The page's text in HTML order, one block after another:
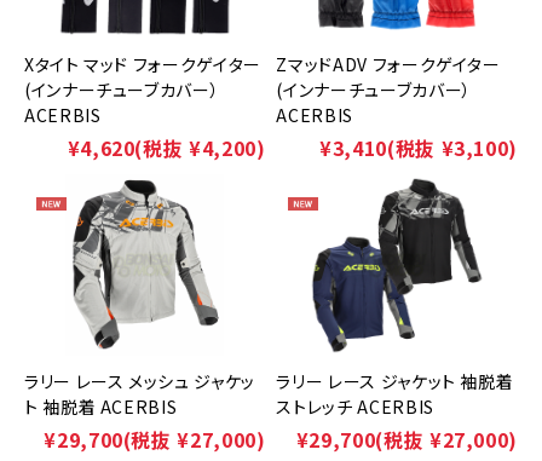
Xタイト マッド フォークゲイター
(インナーチューブカバー）
ACERBIS
¥4,620(税抜 ¥4,200)
ZマッドADV フォークゲイター
(インナーチューブカバー）
ACERBIS
¥3,410(税抜 ¥3,100)
ラリー レース メッシュ ジャケッ
ト 袖脱着 ACERBIS
¥29,700(税抜 ¥27,000)
ラリー レース ジャケット 袖脱着
ストレッチ ACERBIS
¥29,700(税抜 ¥27,000)